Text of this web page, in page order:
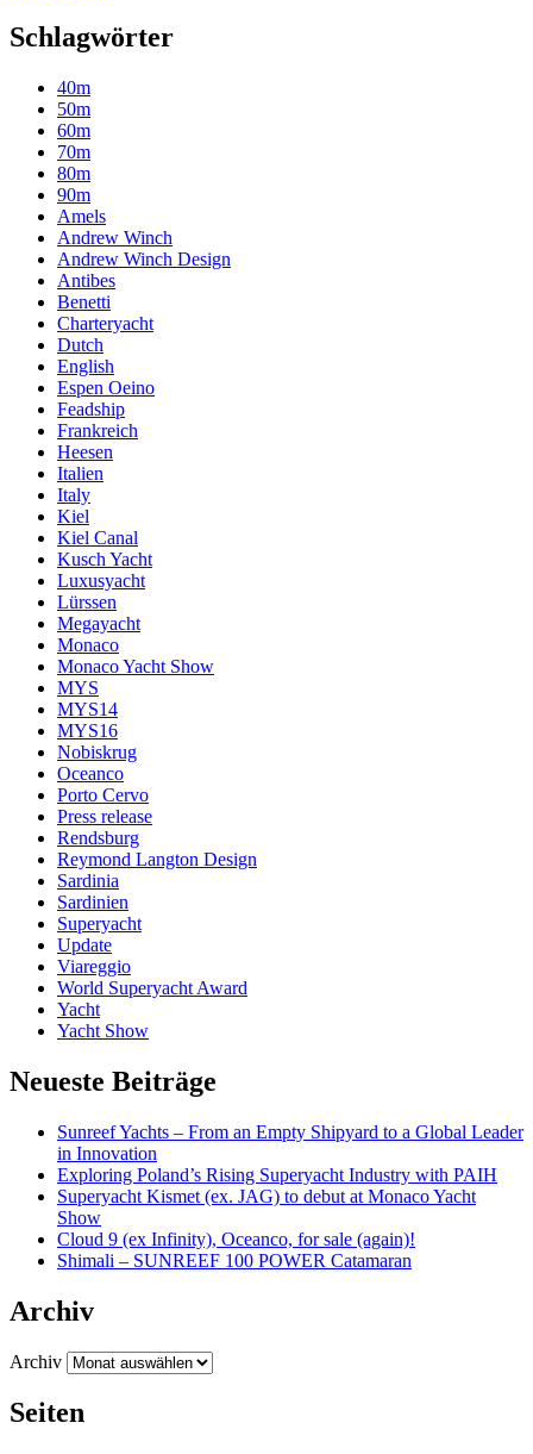
Schlagwörter
40m
50m
60m
70m
80m
90m
Amels
Andrew Winch
Andrew Winch Design
Antibes
Benetti
Charteryacht
Dutch
English
Espen Oeino
Feadship
Frankreich
Heesen
Italien
Italy
Kiel
Kiel Canal
Kusch Yacht
Luxusyacht
Lürssen
Megayacht
Monaco
Monaco Yacht Show
MYS
MYS14
MYS16
Nobiskrug
Oceanco
Porto Cervo
Press release
Rendsburg
Reymond Langton Design
Sardinia
Sardinien
Superyacht
Update
Viareggio
World Superyacht Award
Yacht
Yacht Show
Neueste Beiträge
Sunreef Yachts – From an Empty Shipyard to a Global Leader
in Innovation
Exploring Poland’s Rising Superyacht Industry with PAIH
Superyacht Kismet (ex. JAG) to debut at Monaco Yacht
Show
Cloud 9 (ex Infinity), Oceanco, for sale (again)!
Shimali – SUNREEF 100 POWER Catamaran
Archiv
Archiv
Seiten